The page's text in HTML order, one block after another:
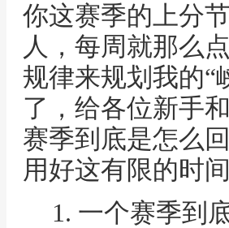
你这赛季的上分
人，每周就那么
规律来规划我的“
了，给各位新手
赛季到底是怎么
用好这有限的时间
1. 一个赛季到